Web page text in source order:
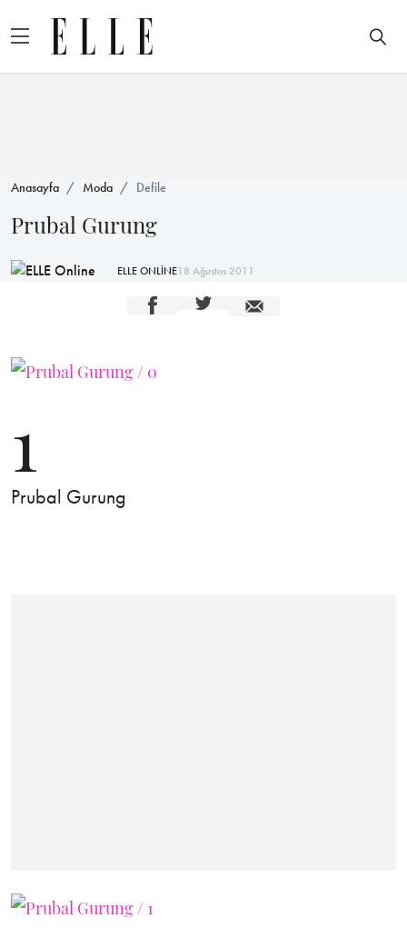
Anasayfa Moda Defile
Prubal Gurung
ELLE ONLİNE18 Ağustos 2011
1
Prubal Gurung